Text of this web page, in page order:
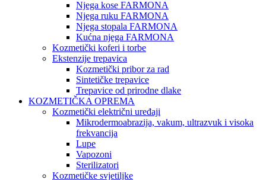
Njega kose FARMONA
Njega ruku FARMONA
Njega stopala FARMONA
Kućna njega FARMONA
Kozmetički koferi i torbe
Ekstenzije trepavica
Kozmetički pribor za rad
Sintetičke trepavice
Trepavice od prirodne dlake
KOZMETIČKA OPREMA
Kozmetički električni uređaji
Mikrodermoabrazija, vakum, ultrazvuk i visoka
frekvancija
Lupe
Vapozoni
Sterilizatori
Kozmetičke svjetiljke